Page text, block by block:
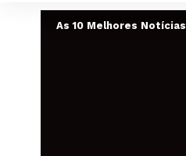
As 10 Melhores Notícias